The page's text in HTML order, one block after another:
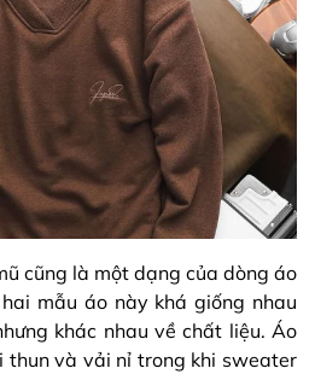
cũng là một dạng của dòng áo
mẫu áo này khá giống nhau
khác nhau về chất liệu. Áo
thun và vải nỉ trong khi sweater